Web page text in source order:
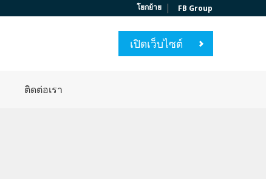
โยกย้าย | FB Group
เปิดเว็บไซต์
ติดต่อเรา